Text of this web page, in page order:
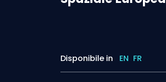
Disponibile in EN FR